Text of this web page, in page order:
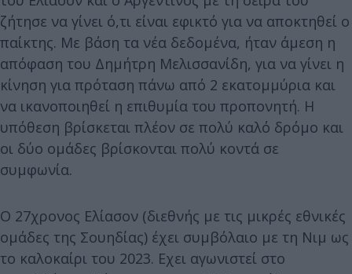
ζήτησε να γίνει ό,τι είναι εφικτό για να αποκτηθεί ο
παίκτης. Με βάση τα νέα δεδομένα, ήταν άμεση η
απόφαση του Δημήτρη Μελισσανίδη, για να γίνει η
κίνηση για πρόταση πάνω από 2 εκατομμύρια και
να ικανοποιηθεί η επιθυμία του προπονητή. Η
υπόθεση βρίσκεται πλέον σε πολύ καλό δρόμο και
οι δύο ομάδες βρίσκονται πολύ κοντά σε
συμφωνία.
Ο 27χρονος Ελίασον (διεθνής με τις μικρές εθνικές
ομάδες της Σουηδίας) έχει συμβόλαιο με τη Νιμ ως
το καλοκαίρι του 2023. Εχει αγωνιστεί στο